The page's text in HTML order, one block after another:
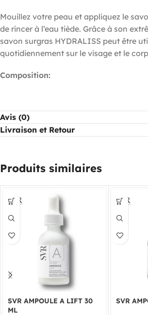
Mouillez votre peau et appliquez le
de rincer à l’eau tiède. Grâce à son
savon surgras HYDRALISS peut être
quotidiennement sur le visage et le
Composition:
Avis (0)
Livraison et Retour
Produits similaires
SVR AMPOULE A LIFT 30
ML
SVR